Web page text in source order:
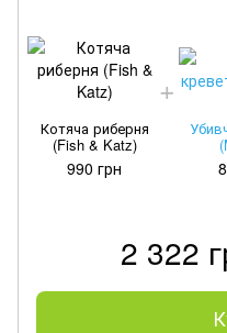
Котяча риберня
(Fish & Katz)
990 грн
2 322